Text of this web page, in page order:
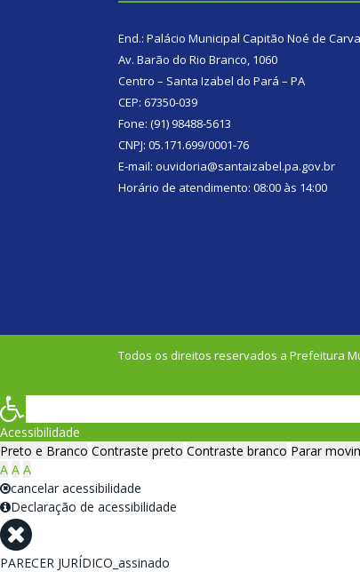
End.: Palácio Municipal Capitão Noé de
Av. Barão do Rio Branco, 1060
Centro – Santa Izabel do Pará – PA
CEP: 67350-039
Fone: (91) 98488-5613
CNPJ: 05.171.699/0001-76
E-mail: ouvidoria@santaizabel.pa.gov.br
Horário de atendimento: 08:00 às 14:00
Todos os direitos reservados a Prefeitura
Acessibilidade
Preto e Branco Contraste preto Contraste branco Parar
A A A
cancelar acessibilidade
Declaração de acessibilidade
PARECER JURÍDICO_assinado